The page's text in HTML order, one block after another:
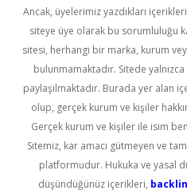
Ancak, üyelerimiz yazdıkları
siteye üye olarak bu sorumluluğu
sitesi, herhangi bir marka, kurum
bulunmamaktadır. Sitede
paylaşılmaktadır. Burada yer alan
olup, gerçek kurum ve kişiler
Gerçek kurum ve kişiler ile isim
Sitemiz, kar amacı gütmeyen ve
platformudur. Hukuka ve yasal
düşündüğünüz içerikleri,